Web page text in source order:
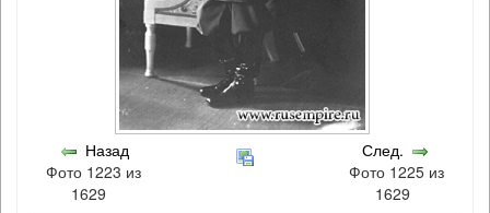
Назад
Фото 1223 из
1629
След.
Фото 1225 из
1629